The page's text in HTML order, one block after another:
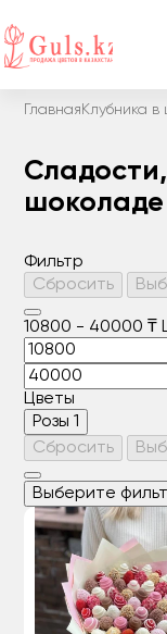
Главная Клубника
Фильтр
Сбросить
10800 - 40000 ₸
Цветы
Розы 1
Сбросить
Выберите